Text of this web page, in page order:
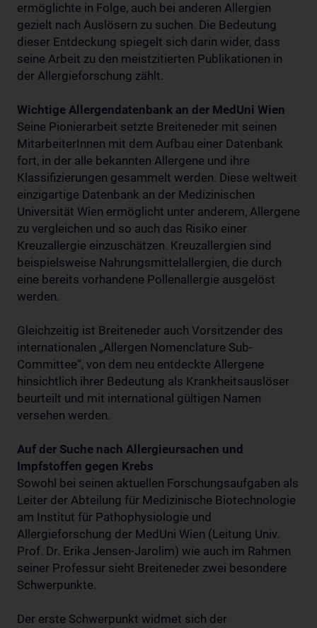
ermöglichte in Folge, auch bei anderen Allergien
gezielt nach Auslösern zu suchen. Die Bedeutung
dieser Entdeckung spiegelt sich darin wider, dass
seine Arbeit zu den meistzitierten Publikationen in
der Allergieforschung zählt.
Wichtige Allergendatenbank an der MedUni Wien
Seine Pionierarbeit setzte Breiteneder mit seinen
MitarbeiterInnen mit dem Aufbau einer Datenbank
fort, in der alle bekannten Allergene und ihre
Klassifizierungen gesammelt werden. Diese weltweit
einzigartige Datenbank an der Medizinischen
Universität Wien ermöglicht unter anderem, Allergene
zu vergleichen und so auch das Risiko einer
Kreuzallergie einzuschätzen. Kreuzallergien sind
beispielsweise Nahrungsmittelallergien, die durch
eine bereits vorhandene Pollenallergie ausgelöst
werden.
Gleichzeitig ist Breiteneder auch Vorsitzender des
internationalen „Allergen Nomenclature Sub-
Committee“, von dem neu entdeckte Allergene
hinsichtlich ihrer Bedeutung als Krankheitsauslöser
beurteilt und mit international gültigen Namen
versehen werden.
Auf der Suche nach Allergieursachen und
Impfstoffen gegen Krebs
Sowohl bei seinen aktuellen Forschungsaufgaben als
Leiter der Abteilung für Medizinische Biotechnologie
am Institut für Pathophysiologie und
Allergieforschung der MedUni Wien (Leitung Univ.
Prof. Dr. Erika Jensen-Jarolim) wie auch im Rahmen
seiner Professur sieht Breiteneder zwei besondere
Schwerpunkte.
Der erste Schwerpunkt widmet sich der